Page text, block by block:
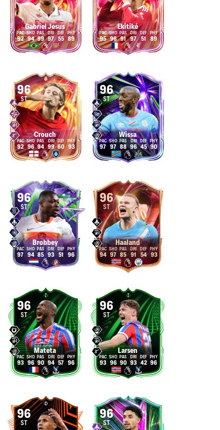
Gabriel Jesus
92 94 99 97 55 89
Ekitiké
95 96 91 97 51 89
96
ST
Crouch
92 96 94 99 60 93
96
ST
Wissa
97 97 88 96 45 90
96
ST
Brobbey
97 94 85 93 51 96
96
ST
Haaland
94 97 85 91 54 93
96
ST
Mateta
93 96 90 94 57 96
96
ST
Larsen
93 96 90 93 42 96
96
ST
96
ST